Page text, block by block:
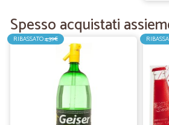
Spesso acquistati
RIBASSATO4,39€